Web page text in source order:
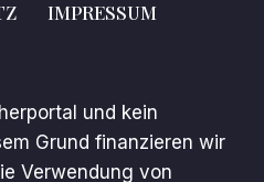
IMPRESSUM
und kein
Grund finanzieren wir
Verwendung von